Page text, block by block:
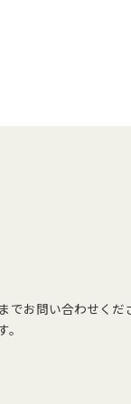
お問い合わせくだ